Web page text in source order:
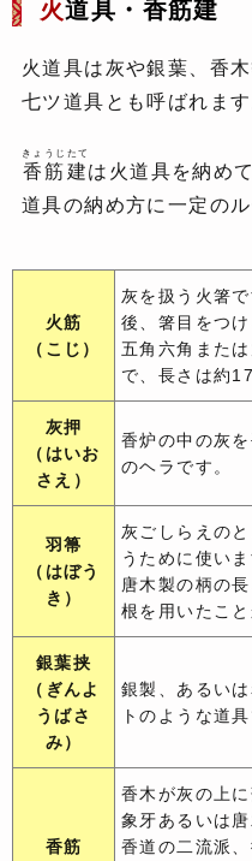
火道具・香筋建
火道具は灰や銀葉、香
七ツ道具とも呼ばれます
香筋建
きょうじたて
は火道具を納め
道具の納め方に一定のル
火筋
（こじ）
灰を扱う火箸
後、箸目をつ
五角六角また
で、長さは約
灰押
（はいお
さえ）
香炉の中の灰
のヘラです。
羽箒
（はぼう
き）
灰ごしらえの
うために使いま
唐木製の柄の
根を用いたこと
銀葉挟
（ぎんよ
うばさ
み）
銀製、あるい
トのような道具
香筋
香木が灰の上
象牙あるいは唐
香道の二流派